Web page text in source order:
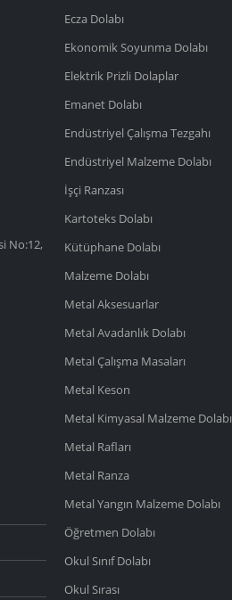
No:12,
Ecza Dolabı
Ekonomik Soyunma Dolabı
Elektrik Prizli Dolaplar
Emanet Dolabı
Endüstriyel Çalışma Tezgahı
Endüstriyel Malzeme Dolabı
İşçi Ranzası
Kartoteks Dolabı
Kütüphane Dolabı
Malzeme Dolabı
Metal Aksesuarlar
Metal Avadanlık Dolabı
Metal Çalışma Masaları
Metal Keson
Metal Kimyasal Malzeme Dolabı
Metal Rafları
Metal Ranza
Metal Yangın Malzeme Dolabı
Öğretmen Dolabı
Okul Sınıf Dolabı
Okul Sırası